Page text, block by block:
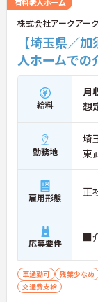
・髪色やネイル
65歳・再雇用70
自身のスタイル
有料老人ホーム
株式会社アークアー
【埼玉県／
人ホームでの
給料
月
想
勤務地
埼
東
雇用形態 正
応募要件 ■
車通勤可 残業少なめ
交通費支給